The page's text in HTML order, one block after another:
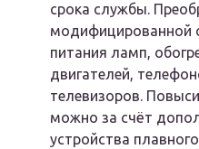
срока службы.
модифицированной
питания ламп,
двигателей,
телевизоров.
можно за счёт
устройства